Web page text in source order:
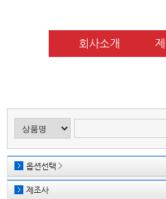
회사소개
옵션선택
제조사